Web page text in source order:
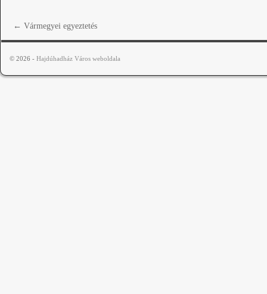
← Vármegyei egyeztetés
© 2026 - Hajdúhadház Város weboldala